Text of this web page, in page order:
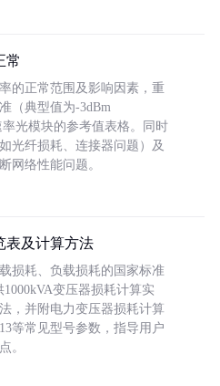
常
的正常范围及影响因素，重
（典型值为-3dBm
光模块的参考值表格。同时
光纤损耗、连接器问题）及
网络性能问题。
表及计算方法
损耗、负载损耗的国家标准
1000kVA变压器损耗计算实
，并附电力变压器损耗计算
等常见型号参数，指导用户
。